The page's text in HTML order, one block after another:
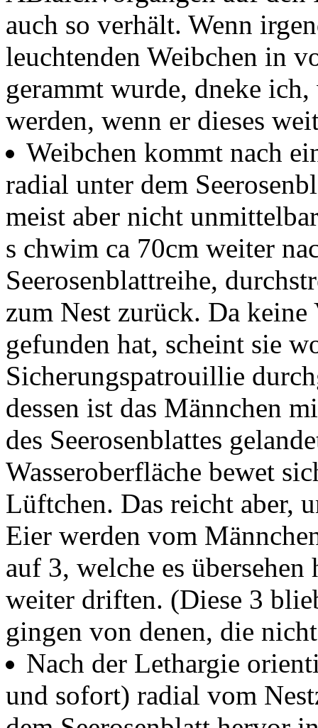
auch so verhält. Wenn
leuchtenden Weibchen in
gerammt wurde, dneke
werden, wenn er dieses
Weibchen kommt nach
radial unter dem
meist aber nicht
s chwim ca 70cm weiter
Seerosenblattreihe,
zum Nest zurück. Da
gefunden hat, scheint sie
Sicherungspatrouillie
dessen ist das Männchen
des Seerosenblattes
Wasseroberfläche bewet
Lüftchen. Das reicht aber,
Eier werden vom
auf 3, welche es
weiter driften. (Diese 3
gingen von denen, die
Nach der Lethargie
und sofort) radial vom